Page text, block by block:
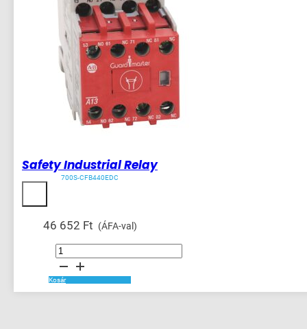
Safety Industrial Relay
700S-CFB440EDC
46 652 Ft (ÁFA-val)
Safety
Industrial
mennyiség
Kosár